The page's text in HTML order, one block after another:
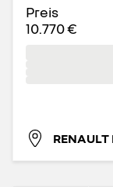
Preis
10.770 €